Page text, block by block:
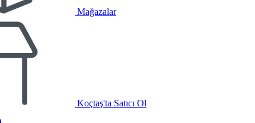
Mağazalar
Koçtaş'ta Satıcı Ol